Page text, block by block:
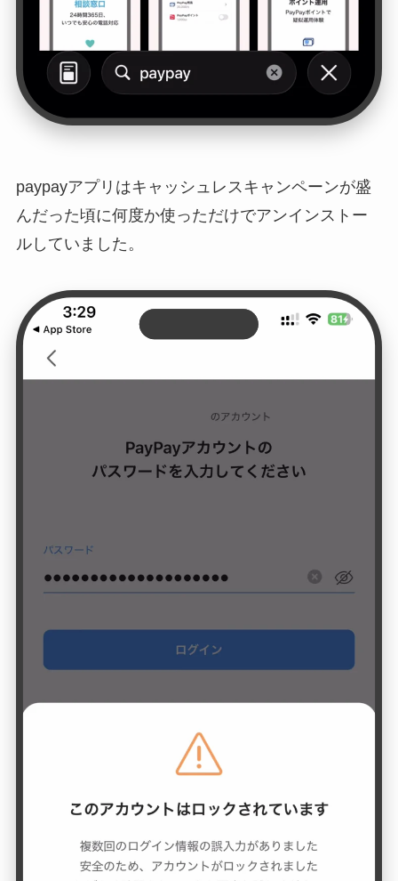
paypayアプリはキャッシュレスキャンペーンが盛
んだった頃に何度か使っただけでアンインストー
ルしていました。